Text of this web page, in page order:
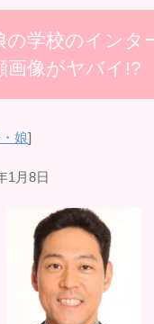
の学校のインタ
画像がヤバイ!?
娘]
1月8日